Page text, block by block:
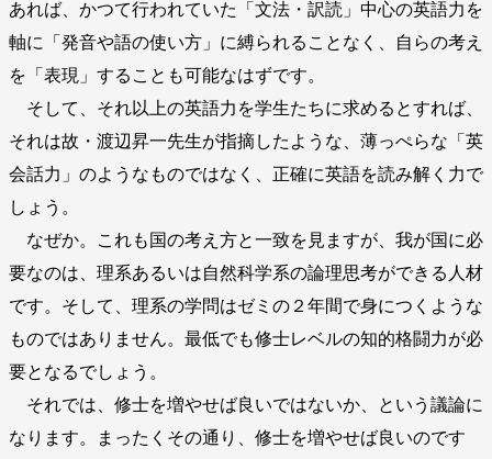
あれば、かつて行われていた「文法・訳読」中心の英語力を
軸に「発音や語の使い方」に縛られることなく、自らの考え
を「表現」することも可能なはずです。
そして、それ以上の英語力を学生たちに求めるとすれば、
それは故・渡辺昇一先生が指摘したような、薄っぺらな「英
会話力」のようなものではなく、正確に英語を読み解く力で
しょう。
なぜか。これも国の考え方と一致を見ますが、我が国に必
要なのは、理系あるいは自然科学系の論理思考ができる人材
です。そして、理系の学問はゼミの２年間で身につくような
ものではありません。最低でも修士レベルの知的格闘力が必
要となるでしょう。
それでは、修士を増やせば良いではないか、という議論に
なります。まったくその通り、修士を増やせば良いのです